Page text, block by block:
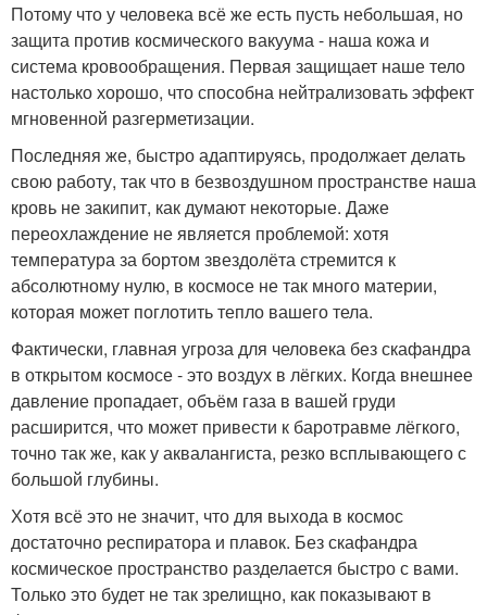
Потому что у человека всё же есть пусть небольшая, но
защита против космического вакуума - наша кожа и
система кровообращения. Первая защищает наше тело
настолько хорошо, что способна нейтрализовать эффект
мгновенной разгерметизации.
Последняя же, быстро адаптируясь, продолжает делать
свою работу, так что в безвоздушном пространстве наша
кровь не закипит, как думают некоторые. Даже
переохлаждение не является проблемой: хотя
температура за бортом звездолёта стремится к
абсолютному нулю, в космосе не так много материи,
которая может поглотить тепло вашего тела.
Фактически, главная угроза для человека без скафандра
в открытом космосе - это воздух в лёгких. Когда внешнее
давление пропадает, объём газа в вашей груди
расширится, что может привести к баротравме лёгкого,
точно так же, как у аквалангиста, резко всплывающего с
большой глубины.
Хотя всё это не значит, что для выхода в космос
достаточно респиратора и плавок. Без скафандра
космическое пространство разделается быстро с вами.
Только это будет не так зрелищно, как показывают в